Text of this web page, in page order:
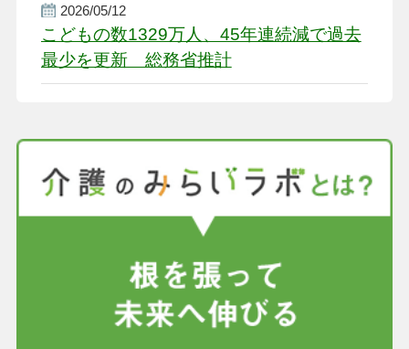
2026/05/12
こどもの数1329万人、45年連続減で過去
最少を更新 総務省推計